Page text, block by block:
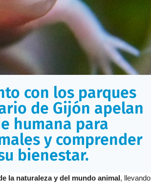
con los parques
de Gijón apelan
humana para
y comprender
bienestar.
la naturaleza y del mundo animal , llevando